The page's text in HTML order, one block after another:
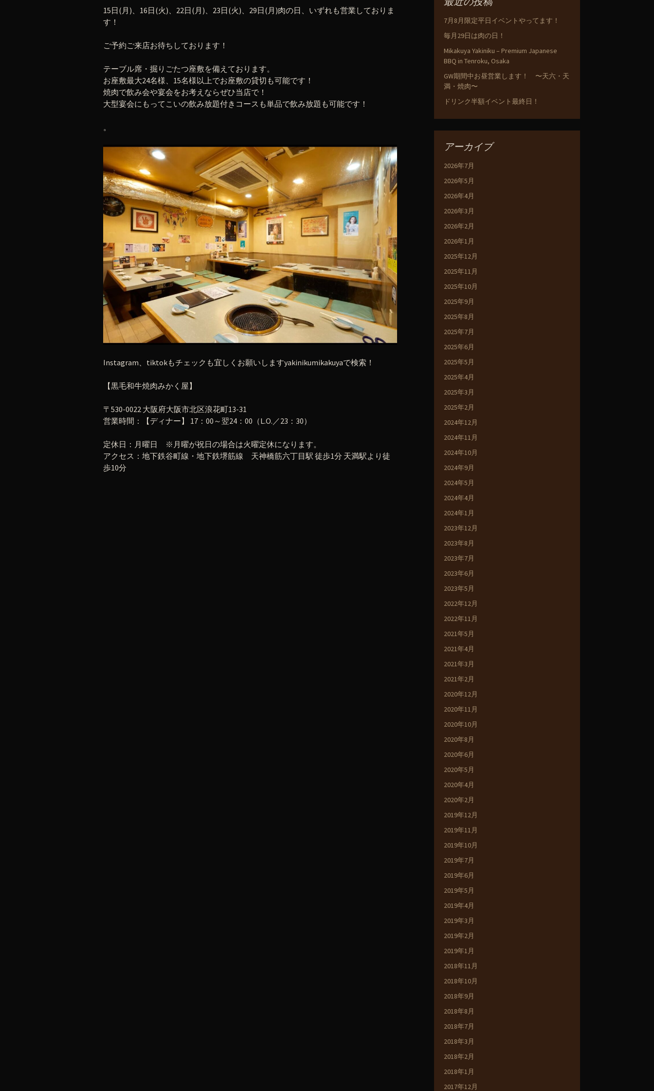
15日(月)、16日(火)、22日(月)、23日(火)、29日(月)肉の日、いずれも営業しておりま
す！
ご予約ご来店お待ちしております！
テーブル席・掘りごたつ座敷を備えております。
お座敷最大24名様、15名様以上でお座敷の貸切も可能です！
焼肉で飲み会や宴会をお考えならぜひ当店で！
大型宴会にもってこいの飲み放題付きコースも単品で飲み放題も可能です！
。
Instagram、tiktokもチェックも宜しくお願いしますyakinikumikakuyaで検索！
【黒毛和牛焼肉みかく屋】
〒530-0022 大阪府大阪市北区浪花町13-31
営業時間：【ディナー】 17：00～翌24：00（L.O.／23：30）
定休日：月曜日 ※月曜が祝日の場合は火曜定休になります。
アクセス：地下鉄谷町線・地下鉄堺筋線 天神橋筋六丁目駅 徒歩1分 天満駅より徒
歩10分
7月8月限定平日イベントやってます！
毎月29日は肉の日！
Mikakuya Yakiniku – Premium Japanese
BBQ in Tenroku, Osaka
GW期間中お昼営業します！ 〜天六・天
満・焼肉〜
ドリンク半額イベント最終日！
アーカイブ
2026年7月
2026年5月
2026年4月
2026年3月
2026年2月
2026年1月
2025年12月
2025年11月
2025年10月
2025年9月
2025年8月
2025年7月
2025年6月
2025年5月
2025年4月
2025年3月
2025年2月
2024年12月
2024年11月
2024年10月
2024年9月
2024年5月
2024年4月
2024年1月
2023年12月
2023年8月
2023年7月
2023年6月
2023年5月
2022年12月
2022年11月
2021年5月
2021年4月
2021年3月
2021年2月
2020年12月
2020年11月
2020年10月
2020年8月
2020年6月
2020年5月
2020年4月
2020年2月
2019年12月
2019年11月
2019年10月
2019年7月
2019年6月
2019年5月
2019年4月
2019年3月
2019年2月
2019年1月
2018年11月
2018年10月
2018年9月
2018年8月
2018年7月
2018年3月
2018年2月
2018年1月
2017年12月